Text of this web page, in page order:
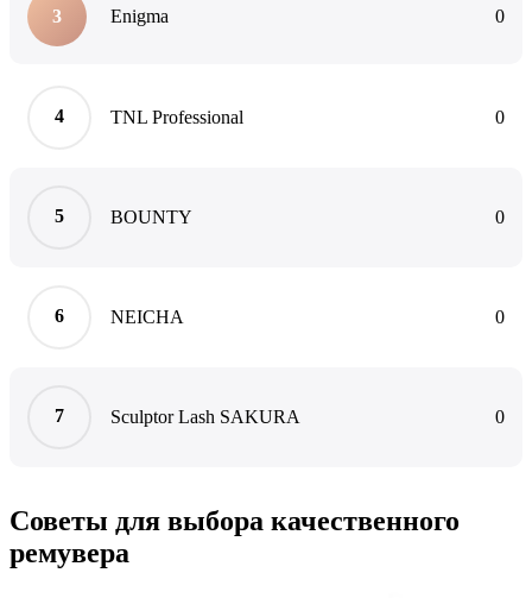
Enigma 0
TNL Professional 0
BOUNTY 0
NEICHA 0
Sculptor Lash SAKURA 0
Советы для выбора качественного
ремувера